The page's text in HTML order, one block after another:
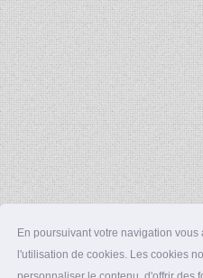
En poursuivant votre navigation vous
l'utilisation de cookies. Les cookies